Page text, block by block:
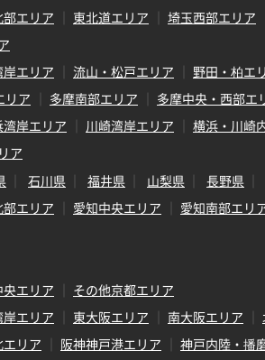
エリア 東北道エリア 埼玉西部エリア
エリア 流山・松戸エリア 野田・柏エ
リア 多摩南部エリア 多摩中央・西部エ
湾岸エリア 川崎湾岸エリア 横浜・川崎
ア
石川県 福井県 山梨県 長野県
部エリア 愛知中央エリア
愛知南部エリ
央エリア
その他京都エリア
岸エリア 東大阪エリア 南大阪エリア
リア 阪神神戸港エリア 神戸内陸・播